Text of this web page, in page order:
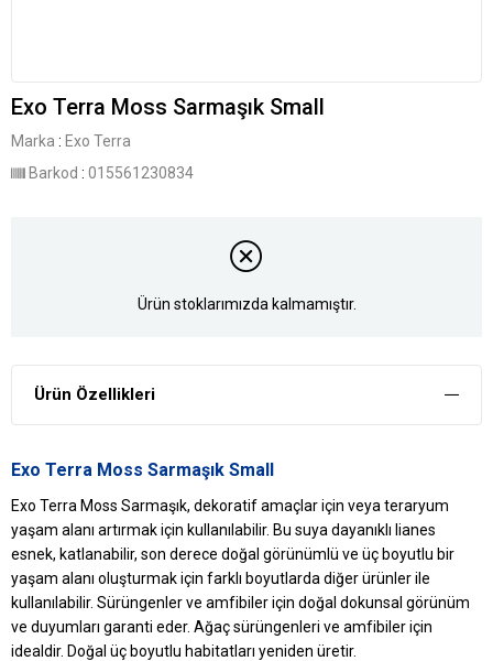
Exo Terra Moss Sarmaşık Small
Marka : Exo Terra
Barkod : 015561230834
Ürün stoklarımızda kalmamıştır.
Ürün Özellikleri
Exo Terra Moss Sarmaşık Small
Exo Terra Moss Sarmaşık, dekoratif amaçlar için veya teraryum
yaşam alanı artırmak için kullanılabilir. Bu suya dayanıklı lianes
esnek, katlanabilir, son derece doğal görünümlü ve üç boyutlu bir
yaşam alanı oluşturmak için farklı boyutlarda diğer ürünler ile
kullanılabilir. Sürüngenler ve amfibiler için doğal dokunsal görünüm
ve duyumları garanti eder. Ağaç sürüngenleri ve amfibiler için
idealdir. Doğal üç boyutlu habitatları yeniden üretir.